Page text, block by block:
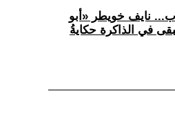
نايف خويطر «أبو
في الذاكرة حكايةُ